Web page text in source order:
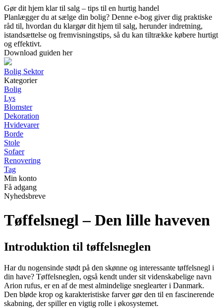
Gør dit hjem klar til salg – tips til en hurtig handel
Planlægger du at sælge din bolig? Denne e-bog giver dig praktiske
råd til, hvordan du klargør dit hjem til salg, herunder indretning,
istandsættelse og fremvisningstips, så du kan tiltrække købere hurtigt
og effektivt.
Download guiden her
Bolig Sektor
Kategorier
Bolig
Lys
Blomster
Dekoration
Hvidevarer
Borde
Stole
Sofaer
Renovering
Tag
Min konto
Få adgang
Nyhedsbreve
Tøffelsnegl – Den lille haveven
Introduktion til tøffelsneglen
Har du nogensinde stødt på den skønne og interessante tøffelsnegl i
din have? Tøffelsneglen, også kendt under sit videnskabelige navn
Arion rufus, er en af de mest almindelige sneglearter i Danmark.
Den bløde krop og karakteristiske farver gør den til en fascinerende
skabning, der spiller en vigtig rolle i økosystemet.